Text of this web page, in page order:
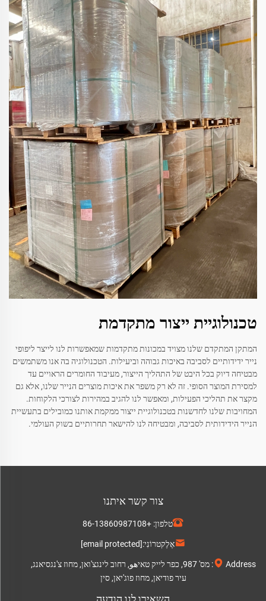
טכנולוגיית ייצור מתקדמת
המתקן המתקדם שלנו מצויד במכונות מתקדמות שמאפשרות לנו לייצר ליפופי
נייר ידידותיים לסביבה באיכות גבוהה וביעילות. הטכנולוגיה בה אנו משתמשים
מבטיחה דיוק בכל היבט של התהליך הייצור, מעיבוד החומרים הראויים עד
למסירת המוצר הסופי. זה לא רק משפר את איכות מוצרים הנייר שלנו, אלא גם
מקצר את תהליכי הפעילות, ומאפשר לנו להגיב במהירות לצורכי הלקוחות.
המחויבות שלנו לחדשנות בטכנולוגיית ייצור ממקמת אותנו כמובילים בתעשיית
הנייר הידידותית לסביבה, ומבטיחה לנו להישאר תחרותיים בשוק העולמי.
צור קשר איתנו
טלפון: +86-13860987108
אֶלֶקטרוֹנִי:[email protected]
Address: מס' 987, כפר לייק טאיهو, רחוב לינגצ'ואן, מחוז צ'נגסיאנג,
עיר פודיאן, מחוז פוג'יאן, סין